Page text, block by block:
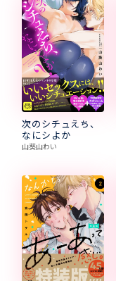
次のシチュえち、
なにシよか
山葵山わい